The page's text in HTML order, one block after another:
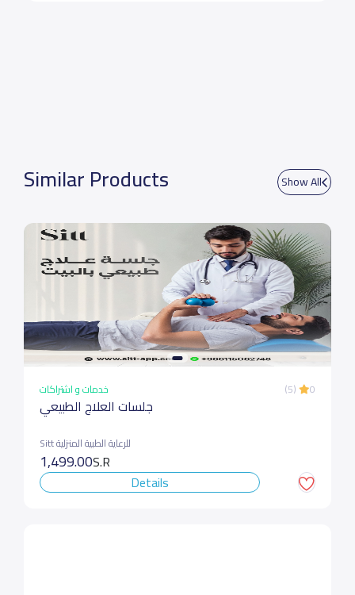
Similar Products Show All
خدمات و اشتراكات (5) 0
جلسات العلاج الطبيعي
Sitt للرعاية الطبية المنزلية
1,499.00S.R
Details